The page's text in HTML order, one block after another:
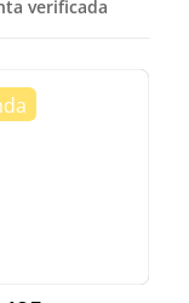
verificada